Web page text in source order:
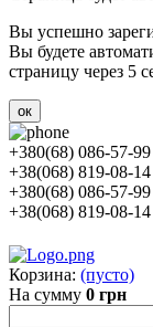
Вы успешно
Вы будете
страницу через 5
ок
+380(68) 086-57-
+38(068) 819-08-
+380(68) 086-57-
+38(068) 819-08-
Корзина: (пусто)
На сумму 0 грн